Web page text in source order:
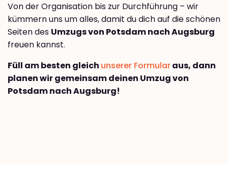
Von der Organisation bis zur Durchführung – wir
kümmern uns um alles, damit du dich auf die schönen
Seiten des Umzugs von Potsdam nach Augsburg
freuen kannst.
Füll am besten gleich unserer Formularaus, dann
planen wir gemeinsam deinen Umzug von
Potsdam nach Augsburg!